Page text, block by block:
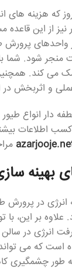
که هزینه
از این
واحدهای
شود. شما
می کند.
و اثربخش در
دار انواع
کسب اطلاعات
بهینه
انرژی در
علاوه بر
انرژی در
است که می
طور چشمگیری